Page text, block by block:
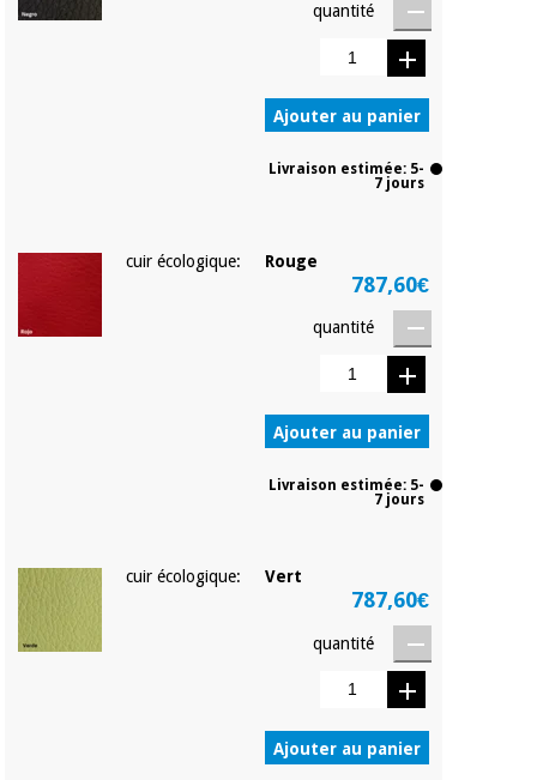
quantité
Ajouter au panier
Livraison estimée: 5-
7 jours
cuir écologique: Rouge
787,60€
quantité
Ajouter au panier
Livraison estimée: 5-
7 jours
cuir écologique: Vert
787,60€
quantité
Ajouter au panier